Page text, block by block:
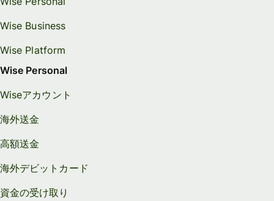
Wise Business
Wise Platform
Wise Personal
Wiseアカウント
海外送金
高額送金
海外デビットカード
資金の受け取り